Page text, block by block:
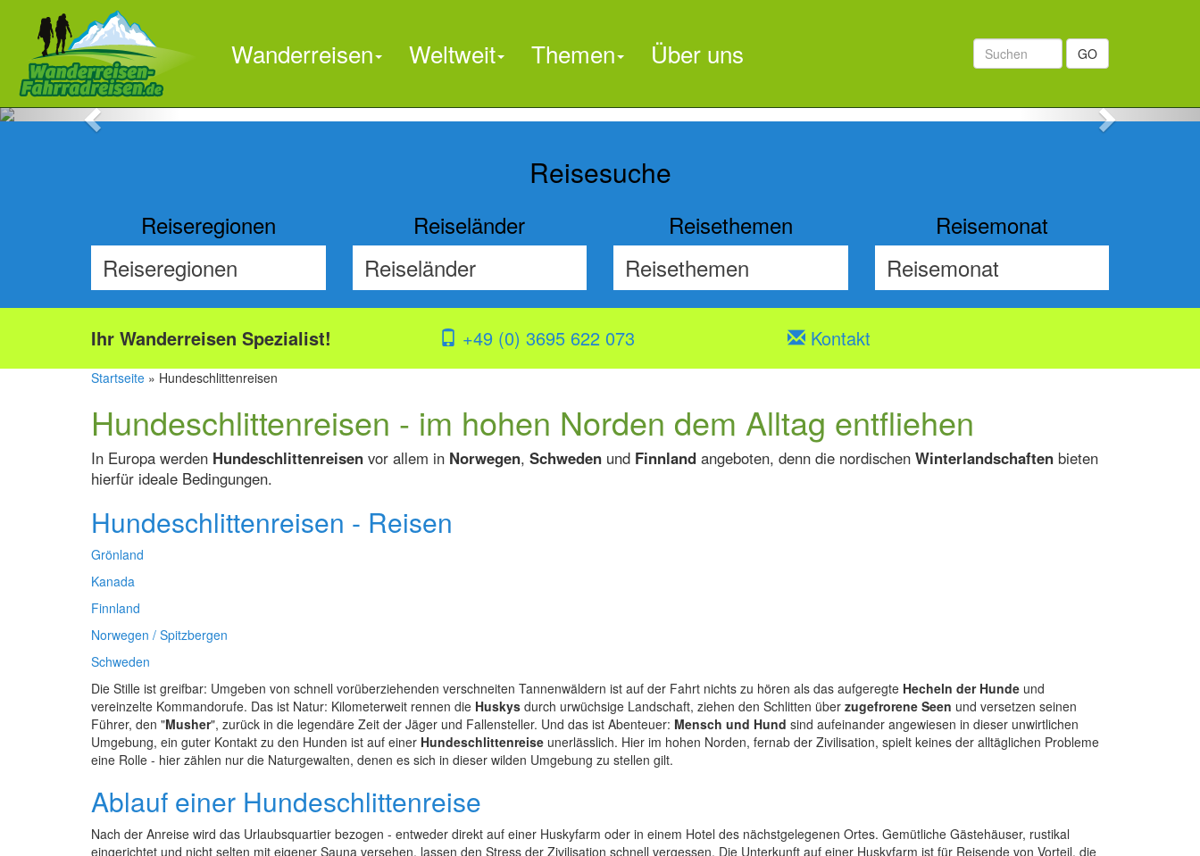

Previous Next
GO
Wanderreisen Weltweit Themen Über uns
Reisesuche
Reiseregionen Reiseländer Reisethemen Reisemonat
Ihr Wanderreisen Spezialist! +49 (0) 3695 622 073 Kontakt
Startseite » Hundeschlittenreisen
Hundeschlittenreisen - im hohen Norden dem Alltag entfliehen
In Europa werden Hundeschlittenreisen vor allem in Norwegen, Schweden und Finnland angeboten, denn die nordischen Winterlandschaften bieten
hierfür ideale Bedingungen.
Hundeschlittenreisen - Reisen
Grönland
Kanada
Finnland
Norwegen / Spitzbergen
Schweden
Die Stille ist greifbar: Umgeben von schnell vorüberziehenden verschneiten Tannenwäldern ist auf der Fahrt nichts zu hören als das aufgeregte Hecheln der Hunde und
vereinzelte Kommandorufe. Das ist Natur: Kilometerweit rennen die Huskys durch urwüchsige Landschaft, ziehen den Schlitten über zugefrorene Seen und versetzen seinen
Führer, den "Musher", zurück in die legendäre Zeit der Jäger und Fallensteller. Und das ist Abenteuer: Mensch und Hund sind aufeinander angewiesen in dieser unwirtlichen
Umgebung, ein guter Kontakt zu den Hunden ist auf einer Hundeschlittenreise unerlässlich. Hier im hohen Norden, fernab der Zivilisation, spielt keines der alltäglichen Probleme
eine Rolle - hier zählen nur die Naturgewalten, denen es sich in dieser wilden Umgebung zu stellen gilt.
Ablauf einer Hundeschlittenreise
Nach der Anreise wird das Urlaubsquartier bezogen - entweder direkt auf einer Huskyfarm oder in einem Hotel des nächstgelegenen Ortes. Gemütliche Gästehäuser, rustikal
eingerichtet und nicht selten mit eigener Sauna versehen, lassen den Stress der Zivilisation schnell vergessen. Die Unterkunft auf einer Huskyfarm ist für Reisende von Vorteil, die